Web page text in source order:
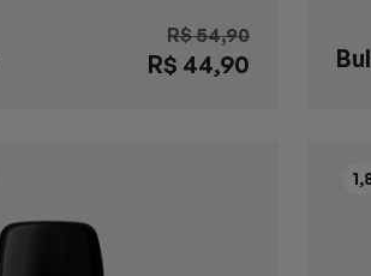
R$ 54,90
R$ 44,90